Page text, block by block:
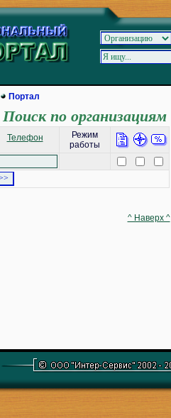
Портал
Поиск по организациям
Телефон
Режим
работы
^ Наверх ^